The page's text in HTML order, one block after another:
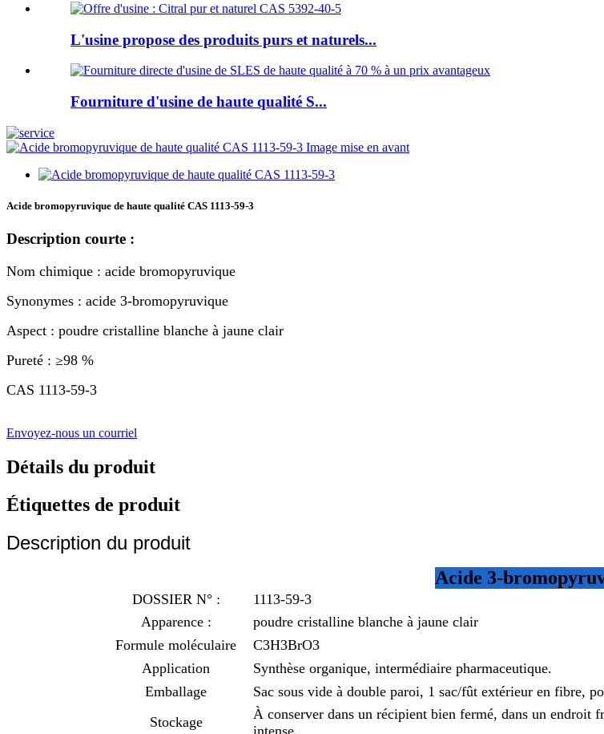
L'usine propose des produits purs et naturels...
Fourniture d'usine de haute qualité S...
Acide bromopyruvique de haute qualité CAS 1113-59-3
Description courte :
Nom chimique : acide bromopyruvique
Synonymes : acide 3-bromopyruvique
Aspect : poudre cristalline blanche à jaune clair
Pureté : ≥98 %
CAS 1113-59-3
Envoyez-nous un courriel
Détails du produit
Étiquettes de produit
Description du produit
Acide 3-
DOSSIER N° :
1113-59-3
Apparence :
poudre cristalline blanche à jaune clair
Formule moléculaire
C3H3BrO3
Application
Synthèse organique, intermédiaire pharmaceutique.
Emballage
Sac sous vide à double paroi, 1 sac/fût extérieur en fibre,
Stockage
À conserver dans un récipient bien fermé, dans un endroit
intense.